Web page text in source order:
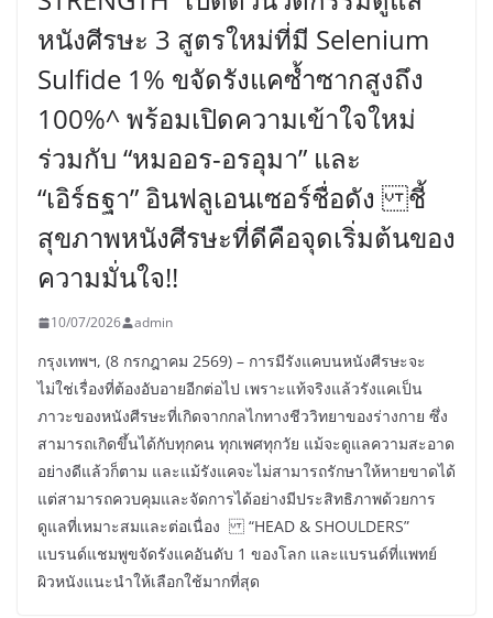
หนังศีรษะ 3 สูตรใหม่ที่มี Selenium
Sulfide 1% ขจัดรังแคซ้ำซากสูงถึง
100%^ พร้อมเปิดความเข้าใจใหม่
ร่วมกับ “หมออร-อรอุมา” และ
“เอิร์ธฐา” อินฟลูเอนเซอร์ชื่อดัง ชี้
สุขภาพหนังศีรษะที่ดีคือจุดเริ่มต้นของ
ความมั่นใจ!!
10/07/2026 admin
กรุงเทพฯ, (8 กรกฎาคม 2569) – การมีรังแคบนหนังศีรษะจะ
ไม่ใช่เรื่องที่ต้องอับอายอีกต่อไป เพราะแท้จริงแล้วรังแคเป็น
ภาวะของหนังศีรษะที่เกิดจากกลไกทางชีววิทยาของร่างกาย ซึ่ง
สามารถเกิดขึ้นได้กับทุกคน ทุกเพศทุกวัย แม้จะดูแลความสะอาด
อย่างดีแล้วก็ตาม และแม้รังแคจะไม่สามารถรักษาให้หายขาดได้
แต่สามารถควบคุมและจัดการได้อย่างมีประสิทธิภาพด้วยการ
ดูแลที่เหมาะสมและต่อเนื่อง “HEAD & SHOULDERS”
แบรนด์แชมพูขจัดรังแคอันดับ 1 ของโลก และแบรนด์ที่แพทย์
ผิวหนังแนะนำให้เลือกใช้มากที่สุด